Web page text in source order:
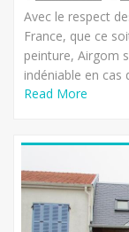
Avec le respect
France, que ce
peinture, Airgom
indéniable en cas
Read More